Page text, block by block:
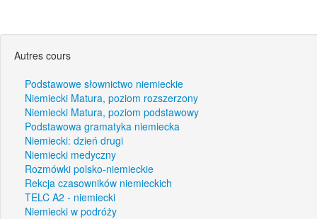
Autres cours
Podstawowe słownictwo niemieckie
Niemiecki Matura, poziom rozszerzony
Niemiecki Matura, poziom podstawowy
Podstawowa gramatyka niemiecka
Niemiecki: dzień drugi
Niemiecki medyczny
Rozmówki polsko-niemieckie
Rekcja czasowników niemieckich
TELC A2 - niemiecki
Niemiecki w podróży